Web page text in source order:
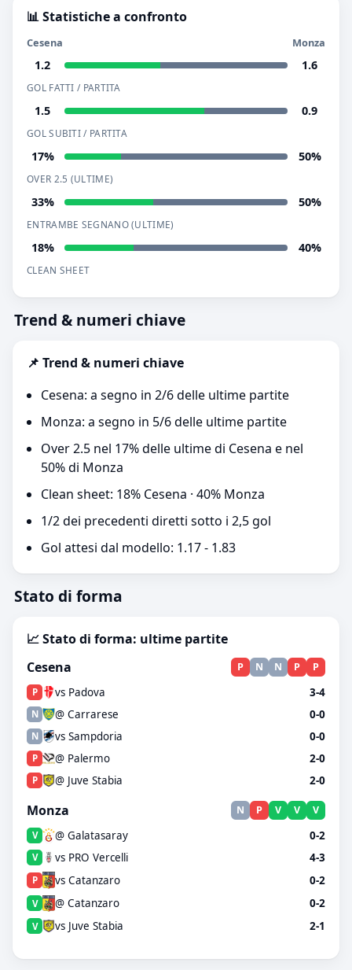
📊 Statistiche a confronto
Cesena Monza
1.2 1.6
GOL FATTI / PARTITA
1.5 0.9
GOL SUBITI / PARTITA
17% 50%
OVER 2.5 (ULTIME)
33% 50%
ENTRAMBE SEGNANO (ULTIME)
18% 40%
CLEAN SHEET
Trend & numeri chiave
📌 Trend & numeri chiave
Cesena: a segno in 2/6 delle ultime partite
Monza: a segno in 5/6 delle ultime partite
Over 2.5 nel 17% delle ultime di Cesena e nel
50% di Monza
Clean sheet: 18% Cesena · 40% Monza
1/2 dei precedenti diretti sotto i 2,5 gol
Gol attesi dal modello: 1.17 - 1.83
Stato di forma
📈 Stato di forma: ultime partite
Cesena
P N N P P
P vs Padova 3-4
N @ Carrarese 0-0
N vs Sampdoria 0-0
P @ Palermo 2-0
P @ Juve Stabia 2-0
Monza N P V V V
V @ Galatasaray 0-2
V vs PRO Vercelli 4-3
P vs Catanzaro 0-2
V @ Catanzaro 0-2
V vs Juve Stabia 2-1